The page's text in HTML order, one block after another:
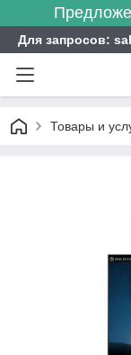
Для запросов:
Товары и